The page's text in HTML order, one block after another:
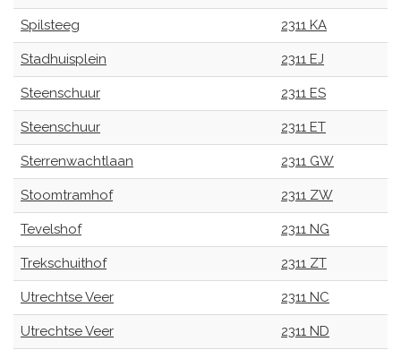
Spilsteeg 2311 KA
Stadhuisplein 2311 EJ
Steenschuur 2311 ES
Steenschuur 2311 ET
Sterrenwachtlaan 2311 GW
Stoomtramhof 2311 ZW
Tevelshof 2311 NG
Trekschuithof 2311 ZT
Utrechtse Veer 2311 NC
Utrechtse Veer 2311 ND